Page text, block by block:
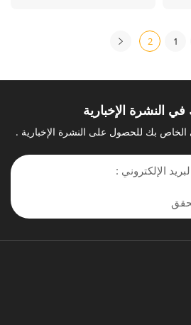
1
2
في النشرة الإخبارية
الخاص بك للحصول على النشرة الإخبارية .